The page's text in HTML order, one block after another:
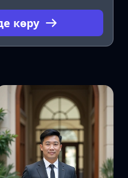
көру